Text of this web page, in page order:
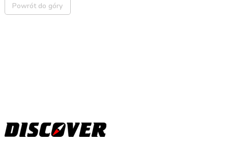
Powrót do góry